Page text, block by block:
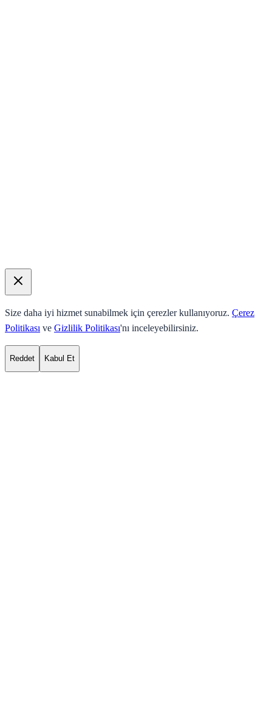
Size daha iyi hizmet sunabilmek için çerezler kullanıyoruz. Çerez
Politikası ve Gizlilik Politikası'nı inceleyebilirsiniz.
Reddet Kabul Et